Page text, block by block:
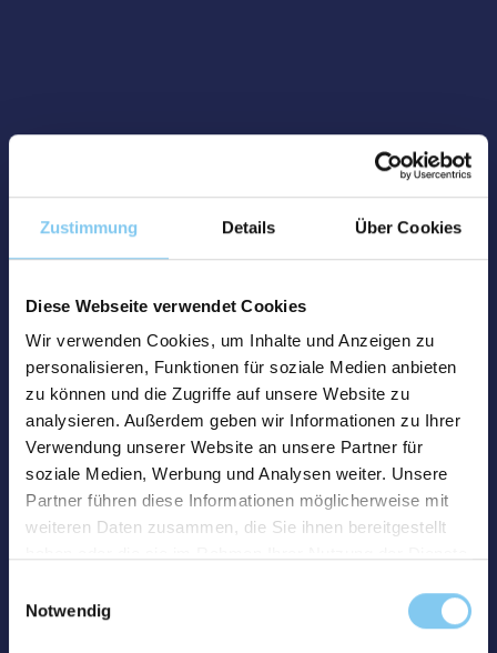
Zustimmung Details Über Cookies
Diese Webseite verwendet Cookies
Wir verwenden Cookies, um Inhalte und Anzeigen zu
personalisieren, Funktionen für soziale Medien anbieten
zu können und die Zugriffe auf unsere Website zu
analysieren. Außerdem geben wir Informationen zu Ihrer
Verwendung unserer Website an unsere Partner für
soziale Medien, Werbung und Analysen weiter. Unsere
Partner führen diese Informationen möglicherweise mit
weiteren Daten zusammen, die Sie ihnen bereitgestellt
Notwendig